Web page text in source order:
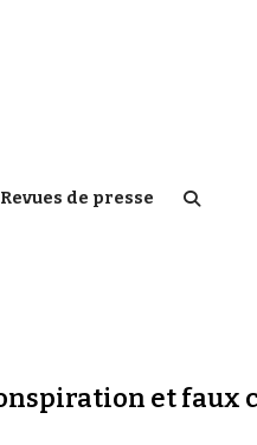
Revues de presse
et faux